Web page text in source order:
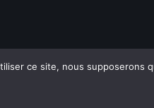
ce site, nous supposerons